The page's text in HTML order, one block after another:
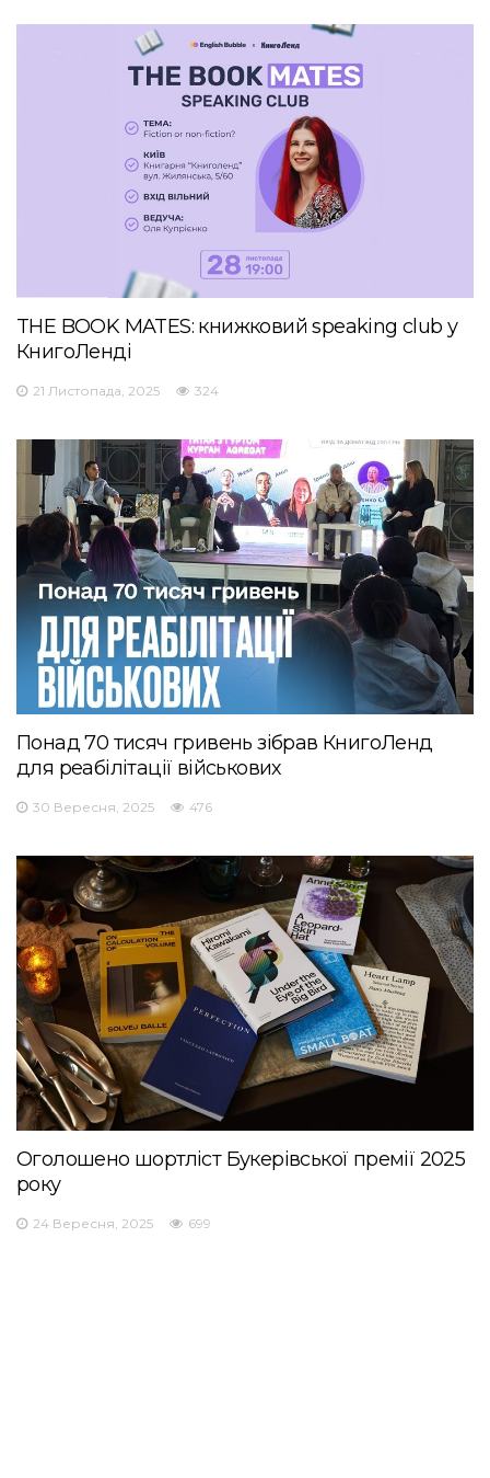
THE BOOK MATES: книжковий speaking club у
КнигоЛенді
21 Листопада, 2025 324
Понад 70 тисяч гривень зібрав КнигоЛенд
для реабілітації військових
30 Вересня, 2025 476
Оголошено шортліст Букерівської премії 2025
року
24 Вересня, 2025 699